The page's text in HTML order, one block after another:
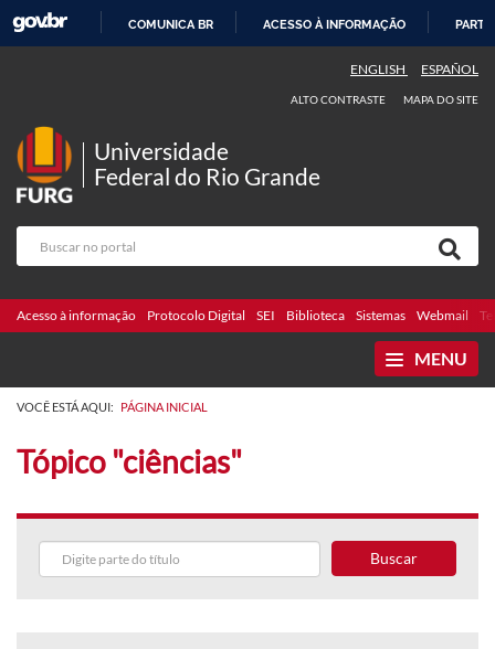
COMUNICA BR ACESSO À INFORMAÇÃO
ENGLISH ESPAÑOL
ALTO CONTRASTE MAPA DO SITE
Universidade
Federal do Rio Grande
Acesso à informação Protocolo Digital SEI Biblioteca Sistemas Webmail
MENU
VOCÊ ESTÁ AQUI: PÁGINA INICIAL
Tópico "ciências"
Buscar